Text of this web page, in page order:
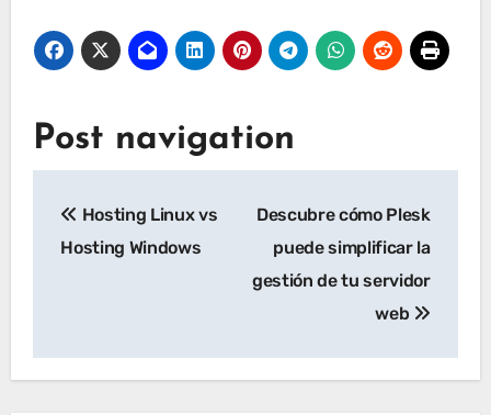
Post navigation
Hosting Linux vs
Hosting Windows
Descubre cómo Plesk
puede simplificar la
gestión de tu servidor
web